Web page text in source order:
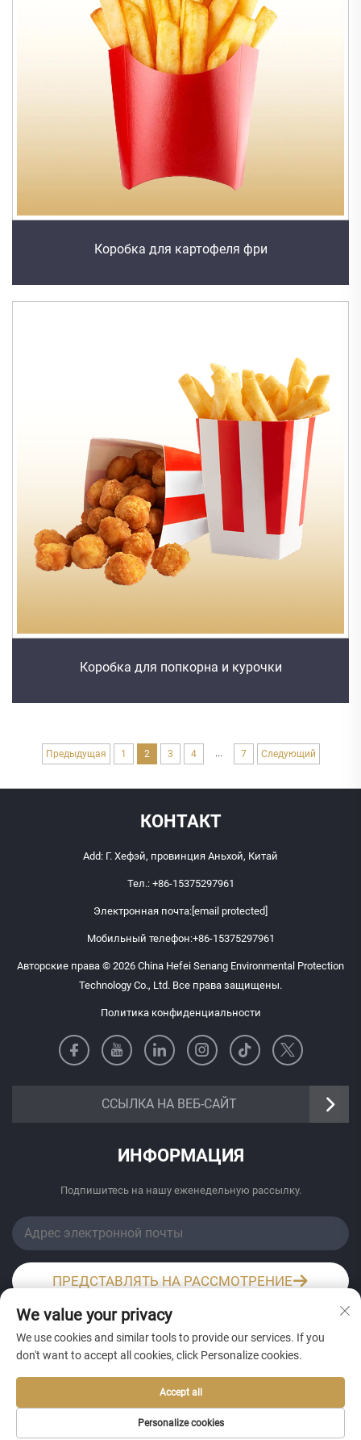
Коробка для картофеля фри
Коробка для попкорна и курочки
Предыдущая 1 2 3 4 ... 7 Следующий
КОНТАКТ
Add: Г. Хефэй, провинция Аньхой, Китай
Тел.: +86-15375297961
Электронная почта:[email protected]
Мобильный телефон:+86-15375297961
Авторские права © 2026 China Hefei Senang Environmental Protection
Technology Co., Ltd. Все права защищены.
Политика конфиденциальности
ССЫЛКА НА ВЕБ-САЙТ
https://senangbz.en.alibaba.com
ИНФОРМАЦИЯ
Подпишитесь на нашу еженедельную рассылку.
ПРЕДСТАВЛЯТЬ НА РАССМОТРЕНИЕ
Wechat / Whatsapp
We value your privacy
We use cookies and similar tools to provide our services. If you
don't want to accept all cookies, click Personalize cookies.
Personalize cookies
Accept all